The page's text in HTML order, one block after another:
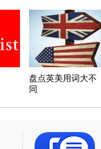
盘点英美用词大不
同